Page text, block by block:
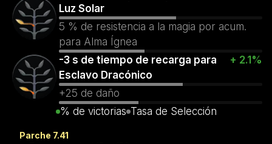
Luz Solar
5 % de resistencia a la magia por acum.
para Alma Ígnea
-3 s de tiempo de recarga para
Esclavo Dracónico
+ 2.1%
+25 de daño
% de victorias Tasa de Selección
Parche 7.41